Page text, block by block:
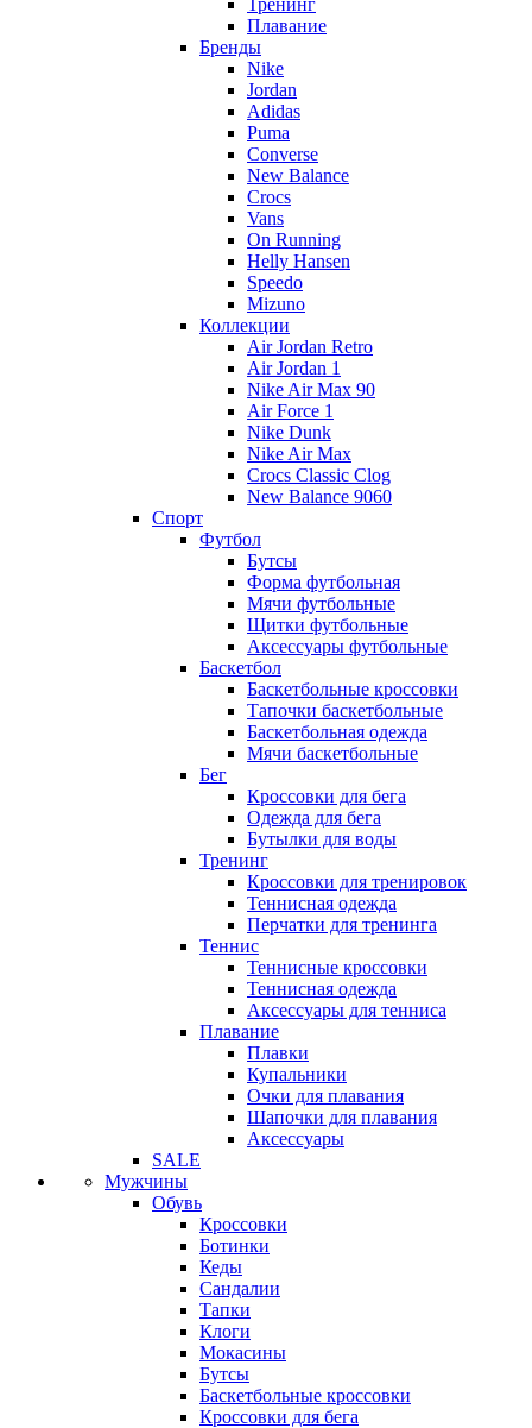
Плавание
Бренды
Nike
Jordan
Adidas
Puma
Converse
New Balance
Crocs
Vans
On Running
Helly Hansen
Speedo
Mizuno
Коллекции
Air Jordan Retro
Air Jordan 1
Nike Air Max 90
Air Force 1
Nike Dunk
Nike Air Max
Crocs Classic Clog
New Balance 9060
Спорт
Футбол
Бутсы
Форма футбольная
Мячи футбольные
Щитки футбольные
Аксессуары футбольные
Баскетбол
Баскетбольные кроссовки
Тапочки баскетбольные
Баскетбольная одежда
Мячи баскетбольные
Бег
Кроссовки для бега
Одежда для бега
Бутылки для воды
Тренинг
Кроссовки для тренировок
Теннисная одежда
Перчатки для тренинга
Теннис
Теннисные кроссовки
Теннисная одежда
Аксессуары для тенниса
Плавание
Плавки
Купальники
Очки для плавания
Шапочки для плавания
Аксессуары
SALE
Мужчины
Обувь
Кроссовки
Ботинки
Кеды
Сандалии
Тапки
Клоги
Мокасины
Бутсы
Баскетбольные кроссовки
Кроссовки для бега